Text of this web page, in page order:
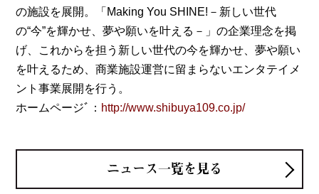
の施設を展開。「Making You SHINE!－新しい世代
の“今”を輝かせ、夢や願いを叶える－」の企業理念を掲
げ、これからを担う新しい世代の今を輝かせ、夢や願い
を叶えるため、商業施設運営に留まらないエンタテイメ
ント事業展開を行う。
ホームページﾞ： http://www.shibuya109.co.jp/
ニュース一覧を見る